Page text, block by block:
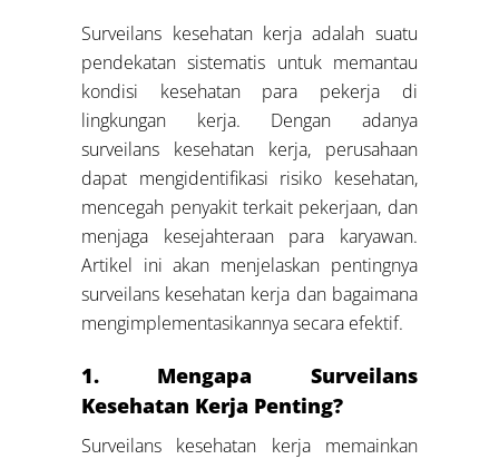
Surveilans kesehatan kerja adalah suatu
pendekatan sistematis untuk memantau
kondisi kesehatan para pekerja di
lingkungan kerja. Dengan adanya
surveilans kesehatan kerja, perusahaan
dapat mengidentifikasi risiko kesehatan,
mencegah penyakit terkait pekerjaan, dan
menjaga kesejahteraan para karyawan.
Artikel ini akan menjelaskan pentingnya
surveilans kesehatan kerja dan bagaimana
mengimplementasikannya secara efektif.
1. Mengapa Surveilans
Kesehatan Kerja Penting?
Surveilans kesehatan kerja memainkan